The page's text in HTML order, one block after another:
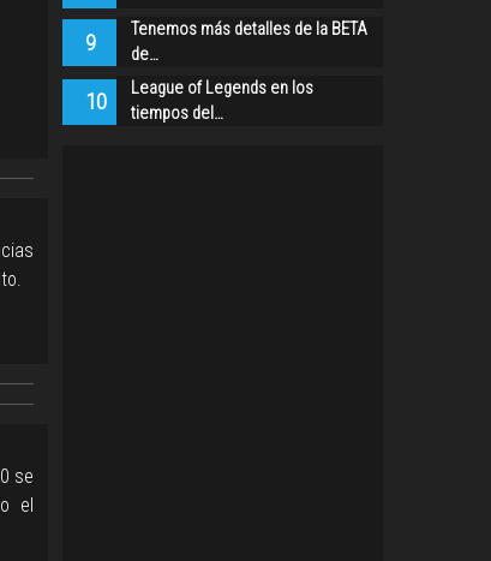
se
el
9
Tenemos más detalles de la BETA
de…
10
League of Legends en los
tiempos del…